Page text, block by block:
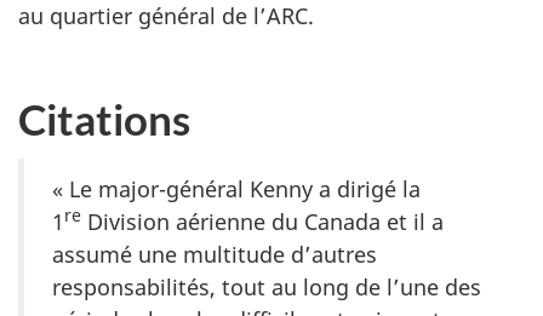
au quartier général de l’ARC.
Citations
« Le major-général Kenny a dirigé la
1 re Division aérienne du Canada et il a
assumé une multitude d’autres
responsabilités, tout au long de l’une des